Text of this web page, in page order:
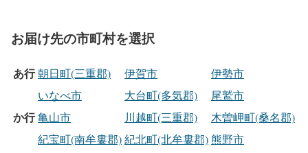
お届け先の市町村を選択
あ行朝日町(三重郡) 伊賀市
伊勢市
いなべ市
大台町(多気郡) 尾鷲市
か行亀山市 川越町(三重郡)
木曽岬町(桑名郡)
紀宝町(南牟婁郡)紀北町(北牟婁郡)熊野市